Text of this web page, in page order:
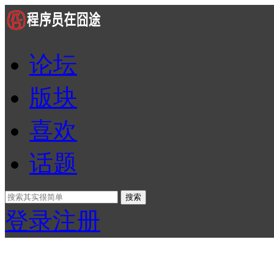
论坛
版块
喜欢
话题
搜索
登录注册